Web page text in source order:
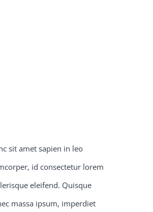
sit amet sapien in leo
id consectetur lorem
eleifend. Quisque
massa ipsum, imperdiet